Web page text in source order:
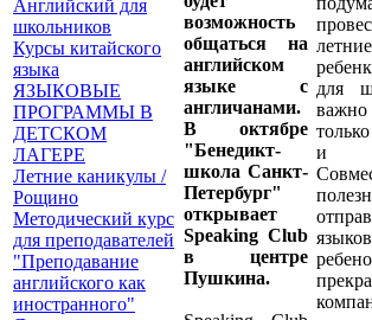
Английский для
школьников
Курсы китайского
языка
ЯЗЫКОВЫЕ
ПРОГРАММЫ В
ДЕТСКОМ
ЛАГЕРЕ
Летние каникулы /
Рощино
Методический курс
для преподавателей
"Преподавание
английского как
иностранного"
возможность
общаться на
английском
языке с
англичанами.
В октябре
"Бенедикт-
школа Санкт-
Петербург"
открывает
Speaking Club
в центре
Пушкина.
для
и с